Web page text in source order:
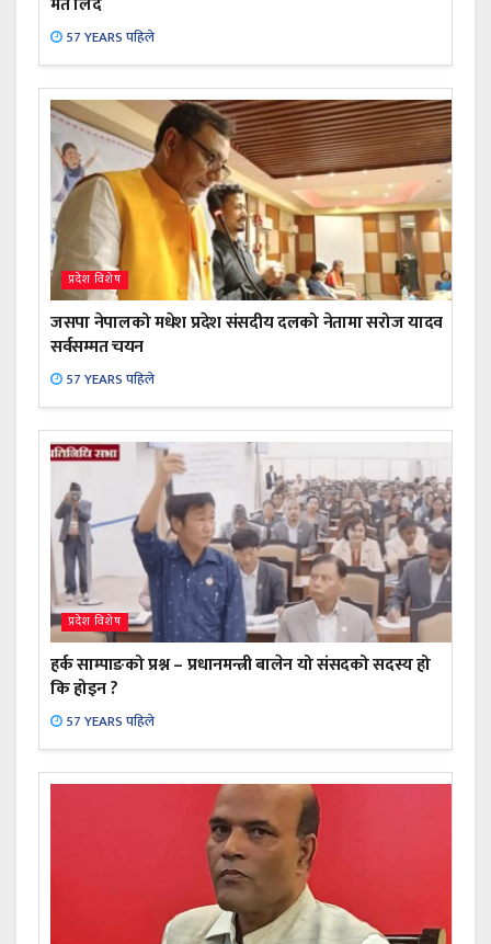
57 YEARS पहिले
प्रदेश विशेष
जसपा नेपालको मधेश प्रदेश संसदीय दलको नेतामा सरोज यादव
सर्वसम्मत चयन
57 YEARS पहिले
प्रदेश विशेष
हर्क साम्पाङको प्रश्न – प्रधानमन्त्री बालेन यो संसदको सदस्य हो
कि होइन ?
57 YEARS पहिले